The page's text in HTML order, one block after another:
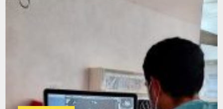
nuevos especialistas que han ingresado a nuestra dotación